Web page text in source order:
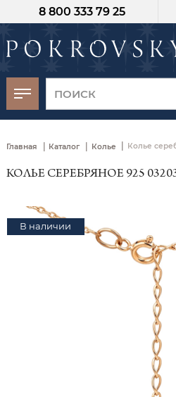
8 800 333 79 25
Главная | Каталог | Колье Колье
КОЛЬЕ СЕРЕБРЯНОЕ 925
В наличии
-30%
от 15 дней с
момента оплаты